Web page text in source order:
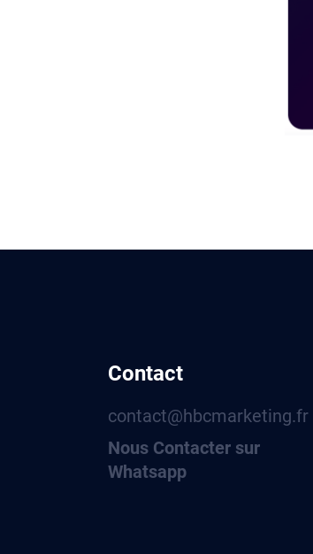
Contact
contact@hbcmarketing.fr
Nous Contacter sur
Whatsapp